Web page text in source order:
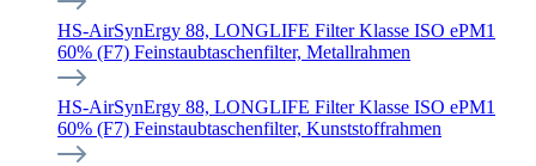
HS-AirSynErgy 88, LONGLIFE Filter Klasse ISO ePM1
60% (F7) Feinstaubtaschenfilter, Metallrahmen
HS-AirSynErgy 88, LONGLIFE Filter Klasse ISO ePM1
60% (F7) Feinstaubtaschenfilter, Kunststoffrahmen